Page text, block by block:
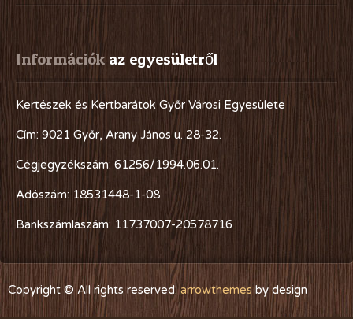
Információk az egyesületről
Kertészek és Kertbarátok Győr Városi Egyesülete
Cím: 9021 Győr, Arany János u. 28-32.
Cégjegyzékszám: 61256/1994.06.01.
Adószám: 18531448-1-08
Bankszámlaszám: 11737007-20578716
Copyright © All rights reserved.arrowthemesby design